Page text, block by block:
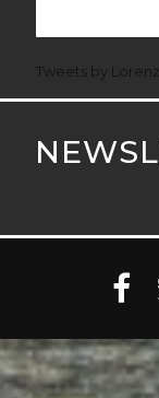
Tweets by